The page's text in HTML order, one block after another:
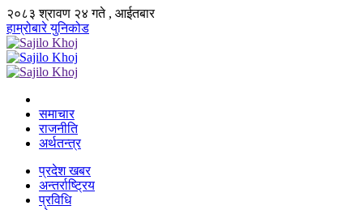
२०८३ श्रावण २४ गते , आईतबार
हाम्रोबारेयुनिकोड
समाचार
राजनीति
अर्थतन्त्र
प्रदेश खबर
अन्तर्राष्ट्रिय
प्रविधि